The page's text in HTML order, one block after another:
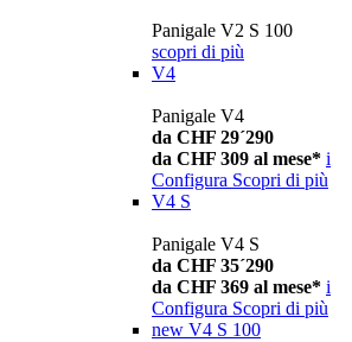
Panigale V2 S 100
scopri di più
V4
Panigale V4
da CHF 29´290
da CHF 309 al mese* i
Configura Scopri di più
V4 S
Panigale V4 S
da CHF 35´290
da CHF 369 al mese* i
Configura Scopri di più
new V4 S 100